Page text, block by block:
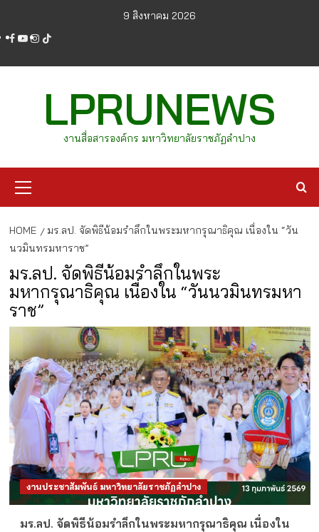
content
9 สิงหาคม 2026
facebook
youtube
instagram
tiktok
LPRUNEWS
งานสื่อสารองค์กร มหาวิทยาลัยราชภัฏลำปาง
Menu
HOME
มร.ลป. จัดพิธีน้อมรำลึกในพระมหากรุณาธิคุณ เนื่องใน “วัน
นวมินทรมหาราช”
มร.ลป. จัดพิธีน้อมรำลึกในพระ
มหากรุณาธิคุณ เนื่องใน “วันนวมินทรมหา
ราช”
งานประชาสัมพันธ์ มหาวิทยาลัยราชภัฏลำปาง
มร.ลป. จัดพิธีน้อมรำลึกในพระมหากรุณาธิคุณ เนื่องใน